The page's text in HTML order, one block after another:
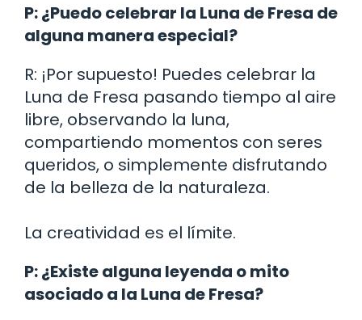
P: ¿Puedo celebrar la Luna de Fresa de
alguna manera especial?
R: ¡Por supuesto! Puedes celebrar la
Luna de Fresa pasando tiempo al aire
libre, observando la luna,
compartiendo momentos con seres
queridos, o simplemente disfrutando
de la belleza de la naturaleza.
La creatividad es el límite.
P: ¿Existe alguna leyenda o mito
asociado a la Luna de Fresa?